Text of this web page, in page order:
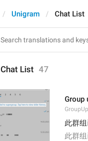
Unigram Chat List
Chat List 47
Group
此群
此群